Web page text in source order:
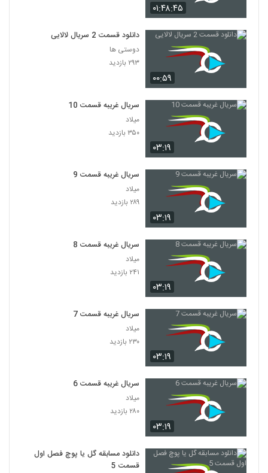
۰۱:۴۸:۴۵
۰۰:۵۹
دانلود قسمت 2 سریال لالایی
دوستی ها
۲۹۳ بازدید
۰۳:۱۹
سریال غریبه قسمت 10
میلاد
۳۵۰ بازدید
۰۳:۱۹
سریال غریبه قسمت 9
میلاد
۲۸۹ بازدید
۰۳:۱۹
سریال غریبه قسمت 8
میلاد
۲۴۱ بازدید
۰۳:۱۹
سریال غریبه قسمت 7
میلاد
۲۳۰ بازدید
۰۳:۱۹
سریال غریبه قسمت 6
میلاد
۲۸۰ بازدید
دانلود مسابقه گل یا پوچ فصل اول
قسمت 5